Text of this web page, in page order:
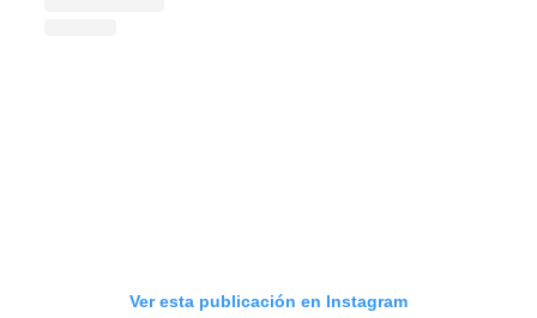
Ver esta publicación en Instagram